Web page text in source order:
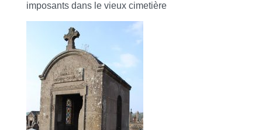
imposants dans le vieux cimetière